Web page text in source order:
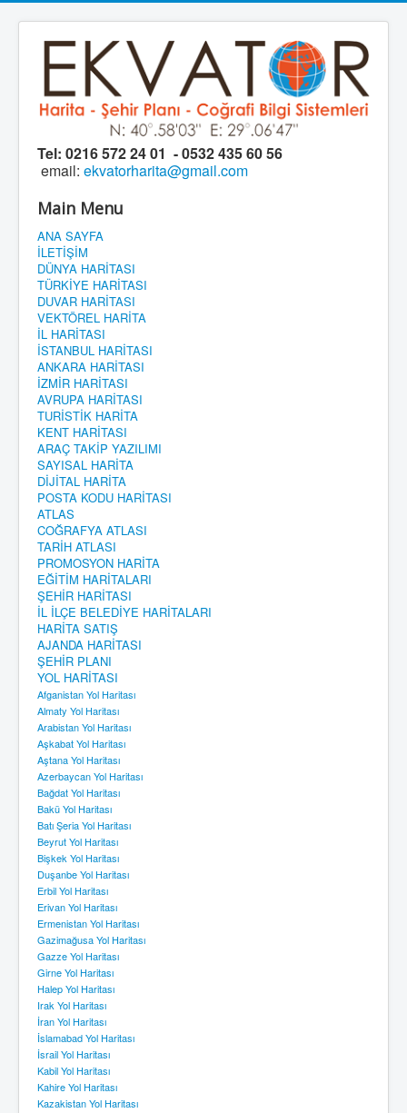
Tel: 0216 572 24 01 - 0532 435 60 56
email: ekvatorharita@gmail.com
Main Menu
ANA SAYFA
İLETİŞİM
DÜNYA HARİTASI
TÜRKİYE HARİTASI
DUVAR HARİTASI
VEKTÖREL HARİTA
İL HARİTASI
İSTANBUL HARİTASI
ANKARA HARİTASI
İZMİR HARİTASI
AVRUPA HARİTASI
TURİSTİK HARİTA
KENT HARİTASI
ARAÇ TAKİP YAZILIMI
SAYISAL HARİTA
DİJİTAL HARİTA
POSTA KODU HARİTASI
ATLAS
COĞRAFYA ATLASI
TARİH ATLASI
PROMOSYON HARİTA
EĞİTİM HARİTALARI
ŞEHİR HARİTASI
İL İLÇE BELEDİYE HARİTALARI
HARİTA SATIŞ
AJANDA HARİTASI
ŞEHİR PLANI
YOL HARİTASI
Afganistan Yol Haritası
Almaty Yol Haritası
Arabistan Yol Haritası
Aşkabat Yol Haritası
Aştana Yol Haritası
Azerbaycan Yol Haritası
Bağdat Yol Haritası
Bakü Yol Haritası
Batı Şeria Yol Haritası
Beyrut Yol Haritası
Bişkek Yol Haritası
Duşanbe Yol Haritası
Erbil Yol Haritası
Erivan Yol Haritası
Ermenistan Yol Haritası
Gazimağusa Yol Haritası
Gazze Yol Haritası
Girne Yol Haritası
Halep Yol Haritası
Irak Yol Haritası
İran Yol Haritası
İslamabad Yol Haritası
İsrail Yol Haritası
Kabil Yol Haritası
Kahire Yol Haritası
Kazakistan Yol Haritası